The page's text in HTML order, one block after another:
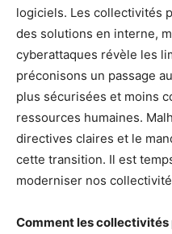
logiciels. Les collectivités
des solutions en interne,
cyberattaques révèle les
préconisons un passage
plus sécurisées et moins
ressources humaines.
directives claires et le
cette transition. Il est
moderniser nos
Comment les